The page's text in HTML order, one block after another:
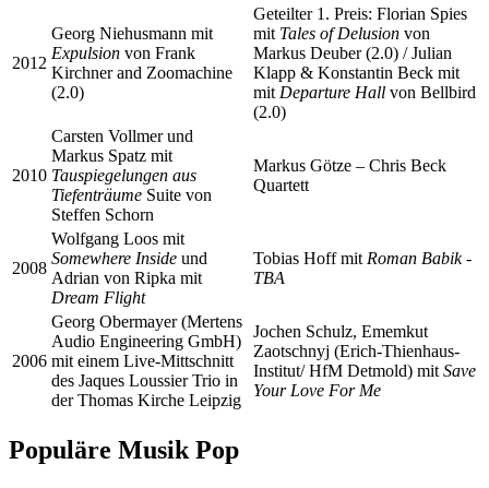
2012
Georg Niehusmann mit
Expulsion von Frank
Kirchner and Zoomachine
(2.0)
Geteilter 1. Preis: Florian Spies
mit Tales of Delusion von
Markus Deuber (2.0) / Julian
Klapp & Konstantin Beck mit
mit Departure Hall von Bellbird
(2.0)
2010
Carsten Vollmer und
Markus Spatz mit
Tauspiegelungen aus
Tiefenträume Suite von
Steffen Schorn
Markus Götze – Chris Beck
Quartett
2008
Wolfgang Loos mit
Somewhere Inside und
Adrian von Ripka mit
Dream Flight
Tobias Hoff mit Roman Babik -
TBA
2006
Georg Obermayer (Mertens
Audio Engineering GmbH)
mit einem Live-Mittschnitt
des Jaques Loussier Trio in
der Thomas Kirche Leipzig
Jochen Schulz, Ememkut
Zaotschnyj (Erich-Thienhaus-
Institut/ HfM Detmold) mit Save
Your Love For Me
Populäre Musik Pop